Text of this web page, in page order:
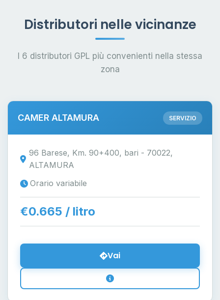
Distributori nelle vicinanze
I 6 distributori GPL più convenienti nella stessa
zona
CAMER ALTAMURA SERVIZIO
96 Barese, Km. 90+400, bari - 70022,
ALTAMURA
Orario variabile
€0.665 / litro
Vai